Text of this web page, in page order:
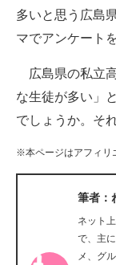
スマホと通信の
ビジネスと働き
AI活用のいまが
企業ITのトレン
経営リーダーの
マーケ×ITの今が
多いと思う広島
マでアンケート
広島県の私立
な生徒が多い」
でしょうか。そ
※本ページはアフィリ
筆者：
ネット
で、主
メ、グ